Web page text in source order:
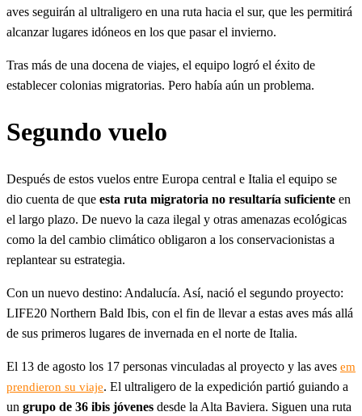
aves seguirán al ultraligero en una ruta hacia el sur, que les permitirá
alcanzar lugares idóneos en los que pasar el invierno.
Tras más de una docena de viajes, el equipo logró el éxito de
establecer colonias migratorias. Pero había aún un problema.
Segundo vuelo
Después de estos vuelos entre Europa central e Italia el equipo se
dio cuenta de que esta ruta migratoria no resultaría suficiente en
el largo plazo. De nuevo la caza ilegal y otras amenazas ecológicas
como la del cambio climático obligaron a los conservacionistas a
replantear su estrategia.
Con un nuevo destino: Andalucía. Así, nació el segundo proyecto:
LIFE20 Northern Bald Ibis, con el fin de llevar a estas aves más allá
de sus primeros lugares de invernada en el norte de Italia.
El 13 de agosto los 17 personas vinculadas al proyecto y las aves em
prendieron su viaje. El ultraligero de la expedición partió guiando a
un grupo de 36 ibis jóvenes desde la Alta Baviera. Siguen una ruta